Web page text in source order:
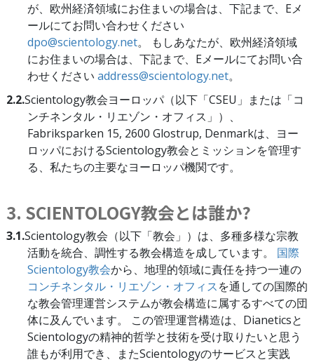
が、欧州経済領域にお住まいの場合は、下記まで、Eメ
ールにてお問い合わせください
dpo@scientology.net。 もしあなたが、欧州経済領域
にお住まいの場合は、下記まで、Eメールにてお問い合
わせください address@scientology.net。
2.2.Scientology教会ヨーロッパ（以下「CSEU」または「コ
ンチネンタル・リエゾン・オフィス」）、
Fabriksparken 15, 2600 Glostrup, Denmarkは、ヨー
ロッパにおけるScientology教会とミッションを管理す
る、私たちの主要なヨーロッパ機関です。
3. SCIENTOLOGY教会とは誰か?
3.1.Scientology教会（以下「教会」）は、多種多様な宗教
活動を統合、調性する教会構造を成しています。 国際
Scientology教会から、地理的領域に責任を持つ一連の
コンチネンタル・リエゾン・オフィスを通しての国際的
な教会管理運営システムが教会構造に属するすべての団
体に及んでいます。 この管理運営構造は、Dianeticsと
Scientologyの精神的哲学と技術を受け取りたいと思う
誰もが利用でき、またScientologyのサービスと実践